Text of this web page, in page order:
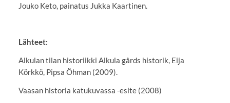
Jouko Keto, painatus Jukka Kaartinen.
Lähteet:
Alkulan tilan historiikki Alkula gårds historik, Eija
Körkkö, Pipsa Öhman (2009).
Vaasan historia katukuvassa -esite (2008)